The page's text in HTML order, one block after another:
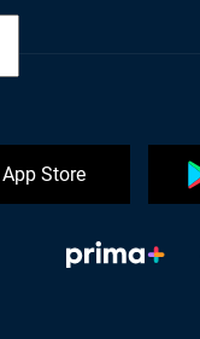
App Store